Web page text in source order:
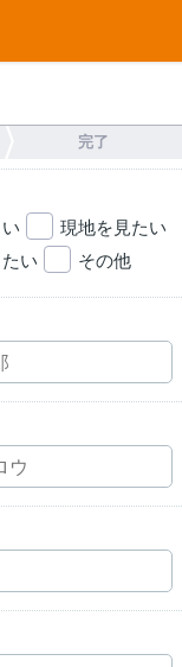
完了
現地を見たい
い その他